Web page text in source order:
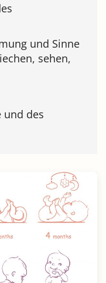
und Sinne
sehen,
und des